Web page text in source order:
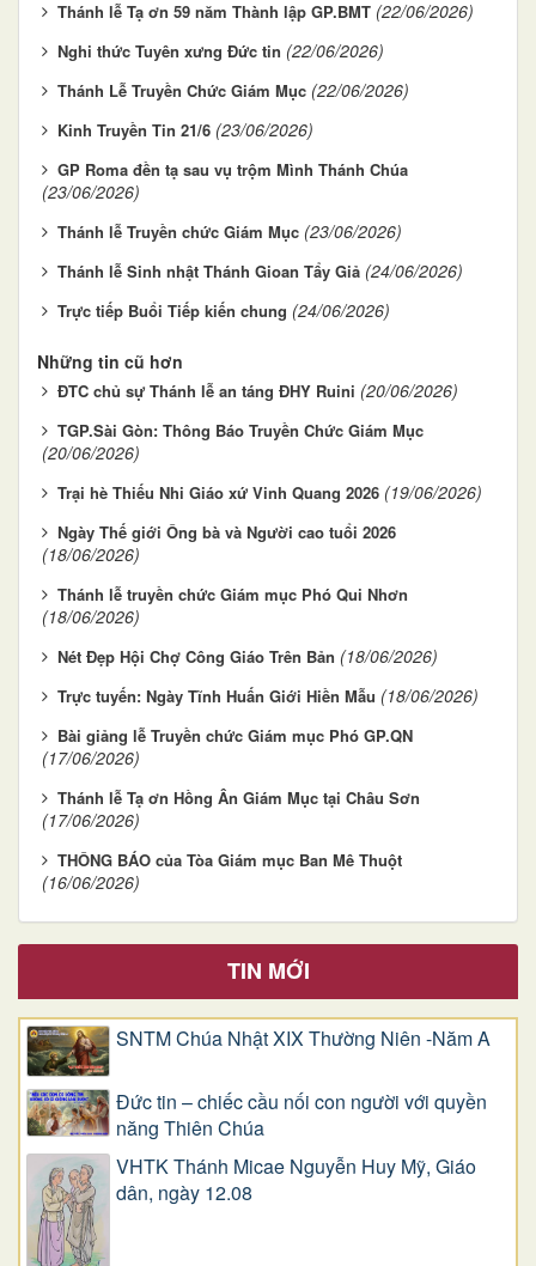
Thánh lễ Tạ ơn 59 năm Thành lập GP.BMT (22/06/2026)
Nghi thức Tuyên xưng Đức tin (22/06/2026)
Thánh Lễ Truyền Chức Giám Mục (22/06/2026)
Kinh Truyền Tin 21/6 (23/06/2026)
GP Roma đền tạ sau vụ trộm Mình Thánh Chúa
(23/06/2026)
Thánh lễ Truyền chức Giám Mục (23/06/2026)
Thánh lễ Sinh nhật Thánh Gioan Tẩy Giả (24/06/2026)
Trực tiếp Buổi Tiếp kiến chung (24/06/2026)
Những tin cũ hơn
ĐTC chủ sự Thánh lễ an táng ĐHY Ruini (20/06/2026)
TGP.Sài Gòn: Thông Báo Truyền Chức Giám Mục
(20/06/2026)
Trại hè Thiếu Nhi Giáo xứ Vinh Quang 2026 (19/06/2026)
Ngày Thế giới Ông bà và Người cao tuổi 2026
(18/06/2026)
Thánh lễ truyền chức Giám mục Phó Qui Nhơn
(18/06/2026)
Nét Đẹp Hội Chợ Công Giáo Trên Bản (18/06/2026)
Trực tuyến: Ngày Tĩnh Huấn Giới Hiền Mẫu (18/06/2026)
Bài giảng lễ Truyền chức Giám mục Phó GP.QN
(17/06/2026)
Thánh lễ Tạ ơn Hồng Ân Giám Mục tại Châu Sơn
(17/06/2026)
THÔNG BÁO của Tòa Giám mục Ban Mê Thuột
(16/06/2026)
TIN MỚI
SNTM Chúa Nhật XIX Thường Niên -Năm A
Đức tin – chiếc cầu nối con người với quyền
năng Thiên Chúa
VHTK Thánh Micae Nguyễn Huy Mỹ, Giáo
dân, ngày 12.08